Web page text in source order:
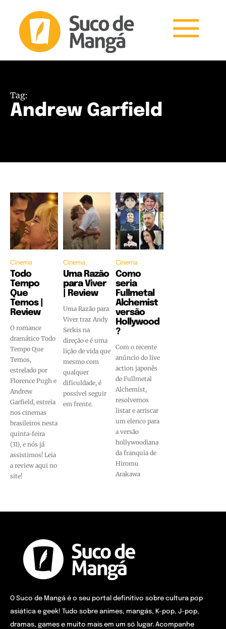
Tag:
Andrew Garfield
Cinema
Todo
Tempo
Que
Temos |
Review
O romance
dramático Todo
Tempo Que
Temos,
estrelado por
Florence Pugh e
Andrew
Garfield, estreia
nos cinemas
brasileiros nesta
quinta-feira
(31), e nós já
assistimos! Leia
a review aqui no
site!
Cinema
Uma Razão
para Viver
| Review
Uma Razão para
Viver traz Andy
Serkis na
direção e é uma
lição de vida que
mesmo com
qualquer
dificuldade, é
possível seguir
em frente.
Cinema
Como
seria
Fullmetal
Alchemist
versão
Hollywood
?
Com o recente
anúncio do live
action japonês
de Fullmetal
Alchemist,
resolvemos
listar e arriscar
um elenco para
a versão
hollywoodiana
da franquia de
Hiromu
Arakawa
O Suco de Mangá é o seu portal definitivo sobre cultura pop
asiática e geek! Tudo sobre animes, mangás, K-pop, J-pop,
dramas, games e muito mais em um só lugar. Acompanhe